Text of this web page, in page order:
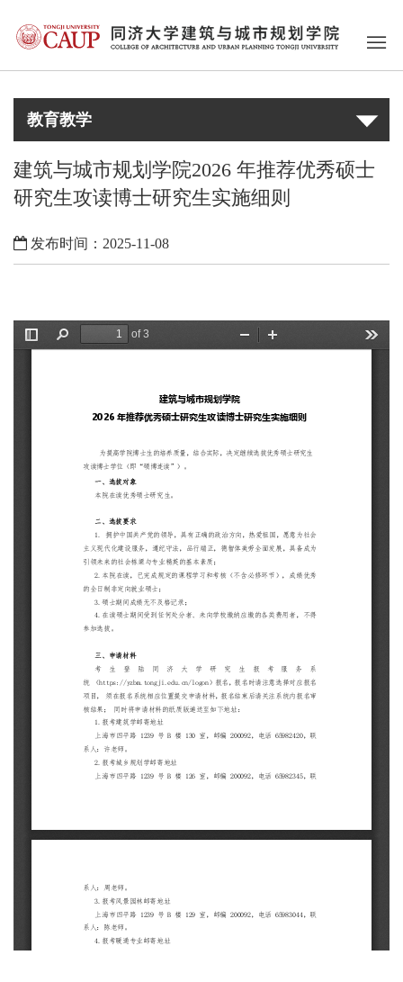
教育教学
建筑与城市规划学院2026 年推荐优秀硕士
研究生攻读博士研究生实施细则
发布时间：2025-11-08